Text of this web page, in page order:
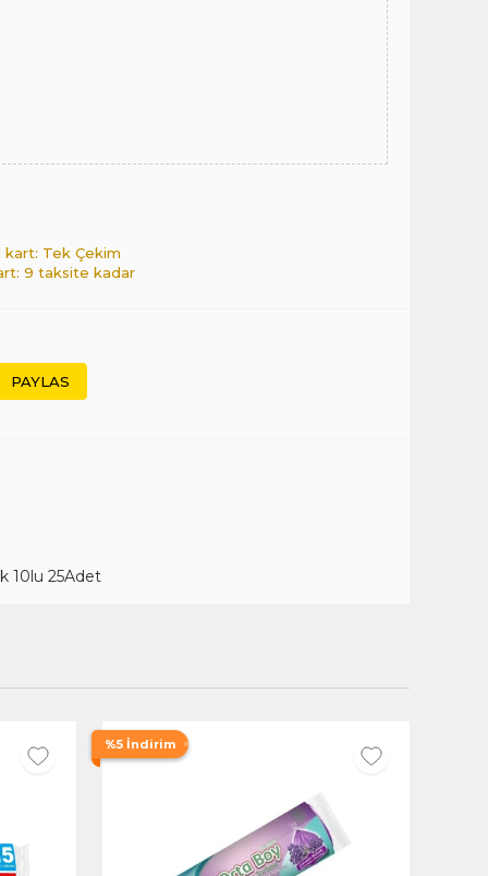
kart: Tek Çekim
9 taksite kadar
PAYLAS
10lu 25Adet
%5 İndirim